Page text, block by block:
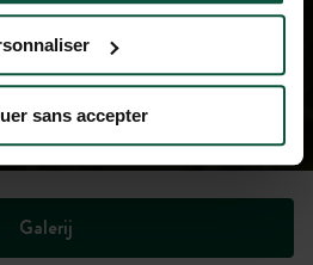
sans accepter
Galerij